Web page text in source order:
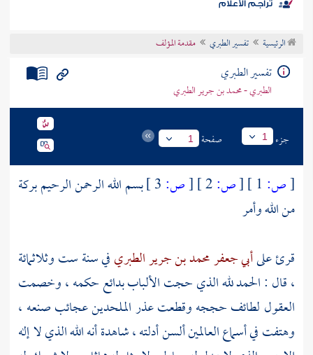
موضوعي
تراجم الأعلام
الرئيسية تفسير الطبري مقدمة المؤلف
تفسير الطبري
الطبري - محمد بن جرير الطبري
جزء 1 صفحة 1
[ص: [ص: [ص:
بسم الله الرحمن الرحيم بركة
من الله وأمر
قرئ علىأبي جعفر محمد بن جرير الطبريفي سنة ست وثلاثمائة
، قال : الحمد لله الذي حجت الألباب بدائع حكمه ، وخصمت
العقول لطائف حججه وقطعت عذر الملحدين عجائب صنعه ،
وهتفت في أسماع العالمين ألسن أدلته ، شاهدة أنه الله الذي لا إله